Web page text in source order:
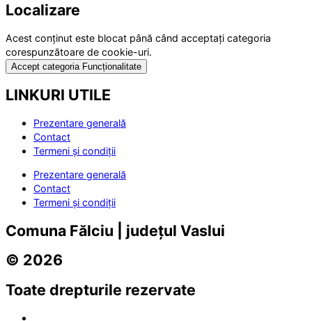
Localizare
Acest conținut este blocat până când acceptați categoria
corespunzătoare de cookie-uri.
Accept categoria Funcționalitate
LINKURI UTILE
Prezentare generală
Contact
Termeni și condiții
Prezentare generală
Contact
Termeni și condiții
Comuna Fălciu | județul Vaslui
© 2026
Toate drepturile rezervate